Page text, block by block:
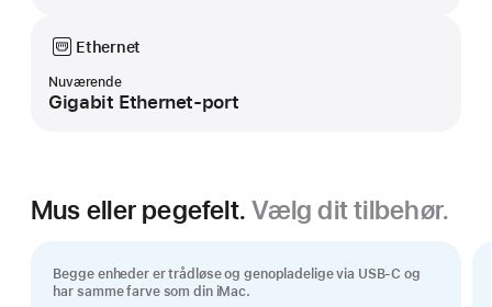
Ethernet
Nuværende
Gigabit Ethernet-port
Mus eller pegefelt.Vælg dit tilbehør.
Begge enheder er trådløse og genopladelige via USB-C og
har samme farve som din iMac.